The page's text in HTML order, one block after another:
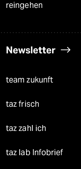
reingehen
Newsletter
team zukunft
taz frisch
taz zahl ich
taz lab Infobrief